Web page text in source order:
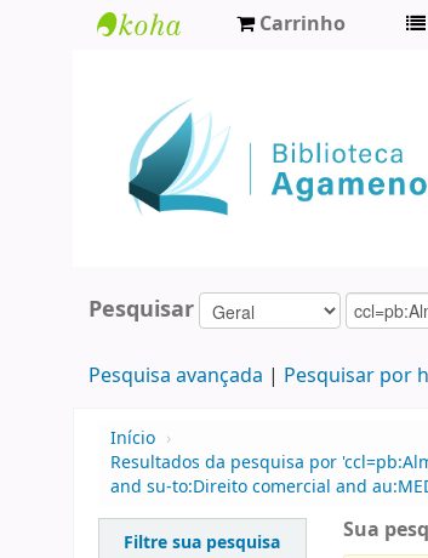
Agamenon
Magalhães
Carrinho
Pesquisar
Pesquisa avançada Pesquisar por
Início ›
Resultados da pesquisa por
and su-to:Direito comercial and
Filtre sua pesquisa
Sua